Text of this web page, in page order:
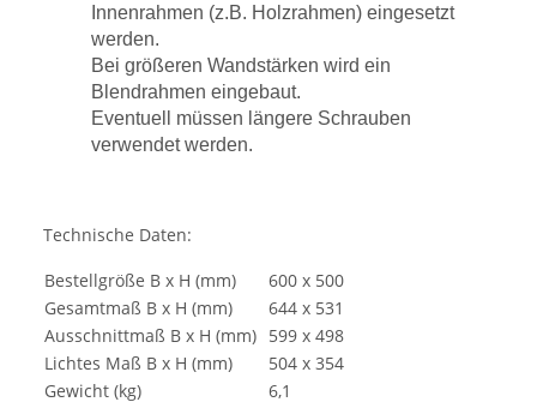
Innenrahmen (z.B. Holzrahmen) eingesetzt
werden.
Bei größeren Wandstärken wird ein
Blendrahmen eingebaut.
Eventuell müssen längere Schrauben
verwendet werden.
Technische Daten:
Bestellgröße B x H (mm)
600 x 500
Gesamtmaß B x H (mm)
644 x 531
Ausschnittmaß B x H (mm) 599 x 498
Lichtes Maß B x H (mm)
504 x 354
Gewicht (kg)
6,1